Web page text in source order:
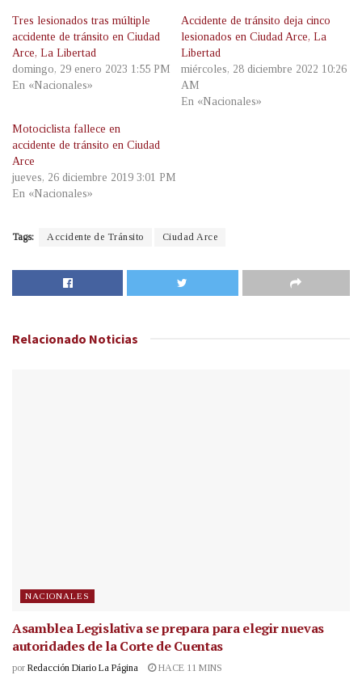
Tres lesionados tras múltiple
accidente de tránsito en Ciudad
Arce, La Libertad
domingo, 29 enero 2023 1:55 PM
En «Nacionales»
Accidente de tránsito deja cinco
lesionados en Ciudad Arce, La
Libertad
miércoles, 28 diciembre 2022 10:26
AM
En «Nacionales»
Motociclista fallece en
accidente de tránsito en Ciudad
Arce
jueves, 26 diciembre 2019 3:01 PM
En «Nacionales»
Tags: Accidente de Tránsito Ciudad Arce
Relacionado Noticias
NACIONALES
Asamblea Legislativa se prepara para elegir nuevas
autoridades de la Corte de Cuentas
por Redacción Diario La Página HACE 11 MINS